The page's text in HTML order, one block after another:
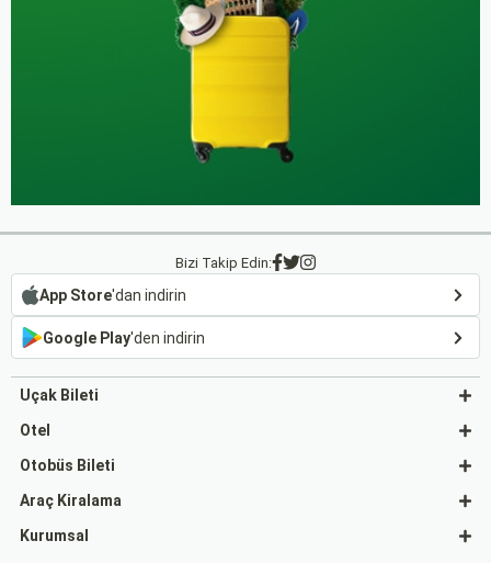
Bizi Takip Edin:
App Store'dan indirin
Google Play'den indirin
Uçak Bileti
Otel
Otobüs Bileti
Araç Kiralama
Kurumsal